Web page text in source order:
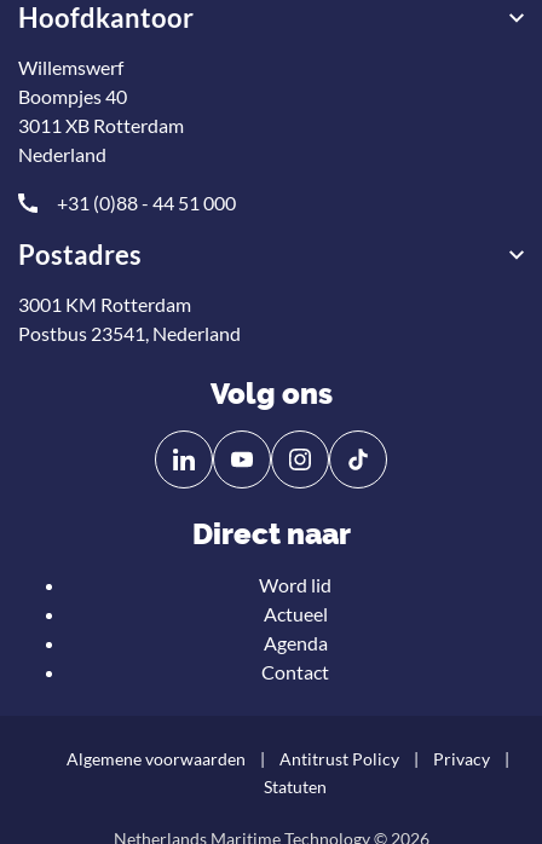
Hoofdkantoor
Willemswerf
Boompjes 40
3011 XB Rotterdam
Nederland
+31 (0)88 - 44 51 000
Postadres
3001 KM Rotterdam
Postbus 23541, Nederland
Volg ons
Volg
ons
Linkedin
Volg
ons
YouTube
Direct naar
Word lid
Actueel
Agenda
Contact
Algemene voorwaarden Antitrust Policy
Privacy
Statuten
Netherlands Maritime Technology © 2026